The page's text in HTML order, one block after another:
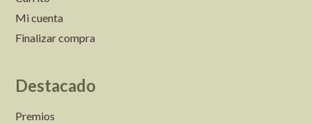
Mi cuenta
Finalizar compra
Destacado
Premios